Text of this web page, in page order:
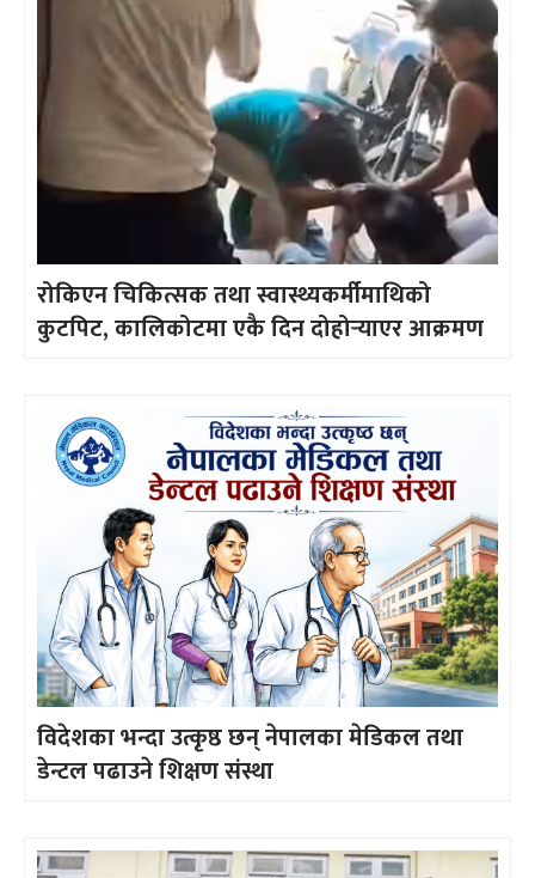
रोकिएन चिकित्सक तथा स्वास्थ्यकर्मीमाथिको
कुटपिट, कालिकोटमा एकै दिन दोहोर्‍याएर आक्रमण
विदेशका भन्दा उत्कृष्ठ छन् नेपालका मेडिकल तथा
डेन्टल पढाउने शिक्षण संस्था